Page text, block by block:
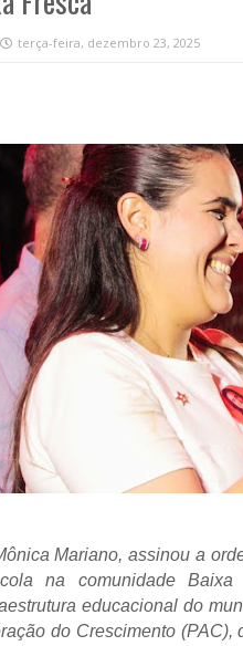
terça-feira, dezembro 23, 2025
Mariano, assinou a
na comunidade Baixa
educacional do
do Crescimento